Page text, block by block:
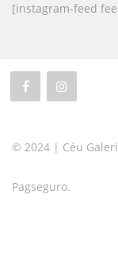
[instagram-feed
© 2024 | Céu
Pagseguro.